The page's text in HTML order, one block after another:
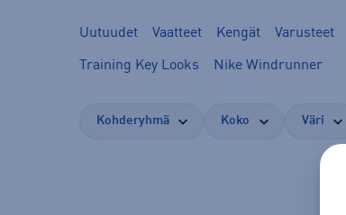
Uutuudet Vaatteet Kengät Varusteet
Training Key Looks Nike Windrunner
Kohderyhmä Koko Väri